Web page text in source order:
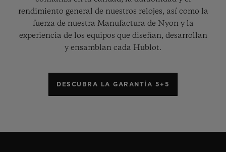
rendimiento general de nuestros relojes, así como la
fuerza de nuestra Manufactura de Nyon y la
experiencia de los equipos que diseñan, desarrollan
y ensamblan cada Hublot.
DESCUBRA LA GARANTÍA 5+5